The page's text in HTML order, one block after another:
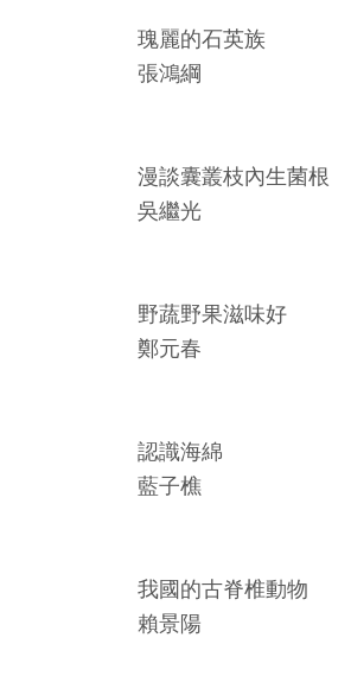
瑰麗的石英族
張鴻綱
漫談囊叢枝內生菌根
吳繼光
野蔬野果滋味好
鄭元春
認識海綿
藍子樵
我國的古脊椎動物
賴景陽